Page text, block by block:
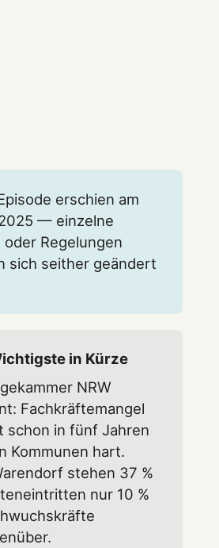
erschien am
— einzelne
oder Regelungen
sich seither geändert
in Kürze
NRW
Fachkräftemangel
schon in fünf Jahren
Kommunen hart.
stehen 37 %
nur 10 %